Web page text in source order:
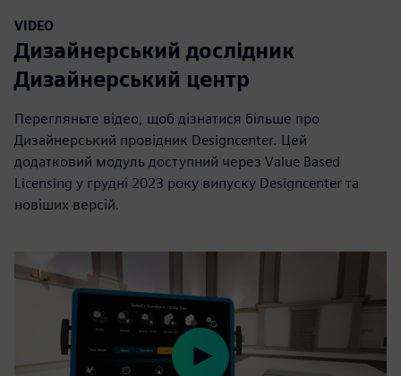
VIDEO
Дизайнерський дослідник
Дизайнерський центр
Перегляньте відео, щоб дізнатися більше про
Дизайнерський провідник Designcenter. Цей
додатковий модуль доступний через Value Based
Licensing у грудні 2023 року випуску Designcenter та
новіших версій.
Play